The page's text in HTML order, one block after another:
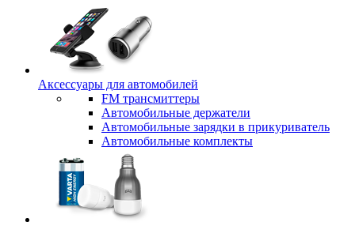
Аксессуары для автомобилей
FM трансмиттеры
Автомобильные держатели
Автомобильные зарядки в прикуриватель
Автомобильные комплекты